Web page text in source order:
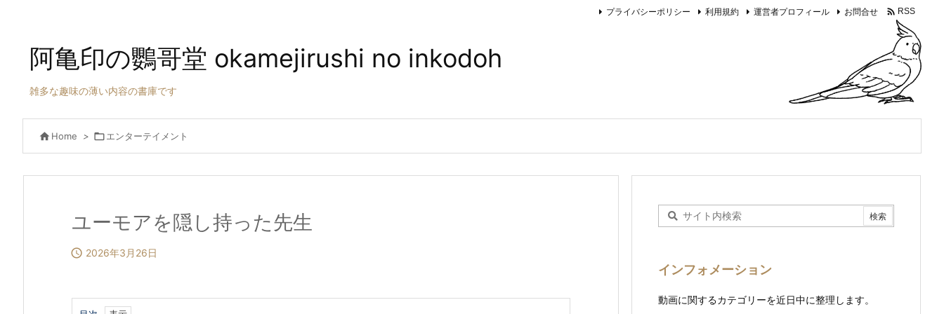
プライバシーポリシー 利用規約 運営者プロフィール お問合せ  RSS
阿亀印の鸚哥堂 okamejirushi no inkodoh
雑多な趣味の薄い内容の書庫です
 Home >  エンターテイメント
ユーモアを隠し持った先生
 2026年3月26日
インフォメーション
動画に関するカテゴリーを近日中に整理します。